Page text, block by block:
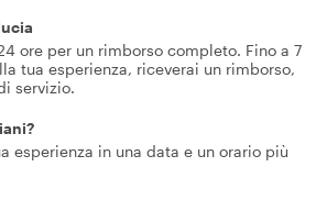
ore per un rimborso completo. Fino a 7
tua esperienza, riceverai un rimborso,
servizio.
esperienza in una data e un orario più